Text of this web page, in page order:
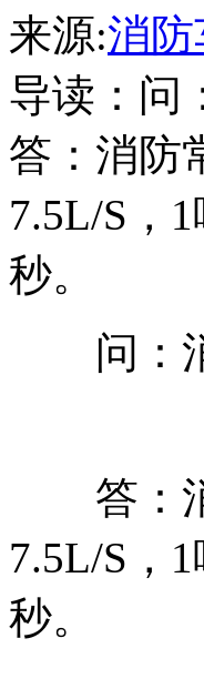
来源:消防
导读：问
答：消防
7.5L/S，
秒。
问：消
答：消
7.5L/S，
秒。